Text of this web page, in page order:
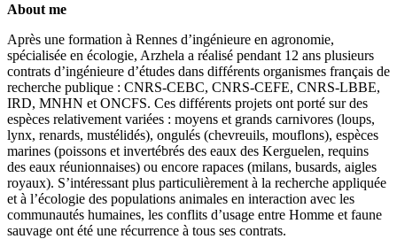
About me
Après une formation à Rennes d’ingénieure en agronomie,
spécialisée en écologie, Arzhela a réalisé pendant 12 ans plusieurs
contrats d’ingénieure d’études dans différents organismes français de
recherche publique : CNRS-CEBC, CNRS-CEFE, CNRS-LBBE,
IRD, MNHN et ONCFS. Ces différents projets ont porté sur des
espèces relativement variées : moyens et grands carnivores (loups,
lynx, renards, mustélidés), ongulés (chevreuils, mouflons), espèces
marines (poissons et invertébrés des eaux des Kerguelen, requins
des eaux réunionnaises) ou encore rapaces (milans, busards, aigles
royaux). S’intéressant plus particulièrement à la recherche appliquée
et à l’écologie des populations animales en interaction avec les
communautés humaines, les conflits d’usage entre Homme et faune
sauvage ont été une récurrence à tous ses contrats.